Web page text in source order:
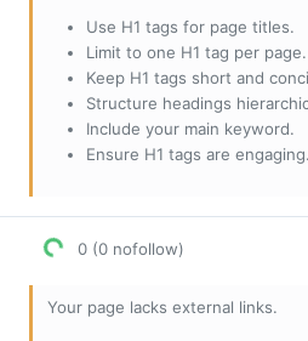
Use H1 tags for page titles.
Limit to one H1 tag per page.
Keep H1 tags short and
Structure headings
Include your main keyword.
Ensure H1 tags are engaging.
0 (0 nofollow)
Your page lacks external links.